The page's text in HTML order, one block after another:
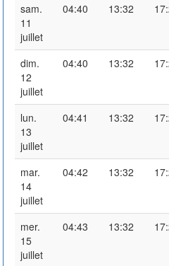
sam.
11
juillet
04:40 13:32
dim.
12
juillet
04:40 13:32
lun.
13
juillet
04:41 13:32
mar.
14
juillet
04:42 13:32
mer.
15
juillet
04:43 13:32